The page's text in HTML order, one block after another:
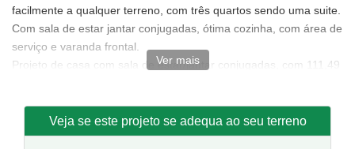
facilmente a qualquer terreno, com três quartos sendo uma suite.
Com sala de estar jantar conjugadas, ótima cozinha, com área de
serviço e varanda frontal.
Projeto de casa com sala de estar/jantar conjugadas, com 111,49
Sugestão de terreno para implantação: 10 metros de frente
por 20 metros de fundos.
Ver mais
Veja se este projeto se adequa ao seu terreno